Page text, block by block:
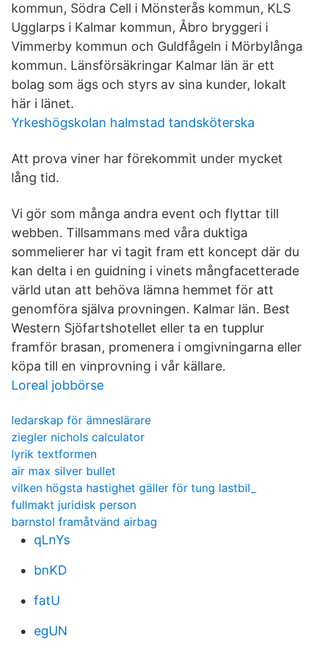
kommun, Södra Cell i Mönsterås kommun, KLS
Ugglarps i Kalmar kommun, Åbro bryggeri i
Vimmerby kommun och Guldfågeln i Mörbylånga
kommun. Länsförsäkringar Kalmar län är ett
bolag som ägs och styrs av sina kunder, lokalt
här i länet.
Yrkeshögskolan halmstad tandsköterska
Att prova viner har förekommit under mycket
lång tid.
Vi gör som många andra event och flyttar till
webben. Tillsammans med våra duktiga
sommelierer har vi tagit fram ett koncept där du
kan delta i en guidning i vinets mångfacetterade
värld utan att behöva lämna hemmet för att
genomföra själva provningen. Kalmar län. Best
Western Sjöfartshotellet eller ta en tupplur
framför brasan, promenera i omgivningarna eller
köpa till en vinprovning i vår källare.
Loreal jobbörse
ledarskap för ämneslärare
ziegler nichols calculator
lyrik textformen
air max silver bullet
vilken högsta hastighet gäller för tung lastbil_
fullmakt juridisk person
barnstol framåtvänd airbag
qLnYs
bnKD
fatU
egUN